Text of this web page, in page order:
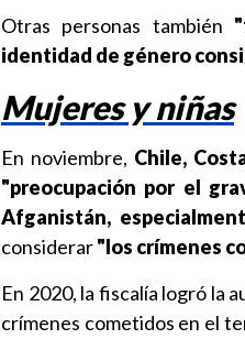
Otras personas también
identidad de género
Mujeres y niñas
En noviembre, Chile,
"preocupación por el
Afganistán,
considerar"los crímenes
En 2020, la fiscalía logró la
crímenes cometidos en el